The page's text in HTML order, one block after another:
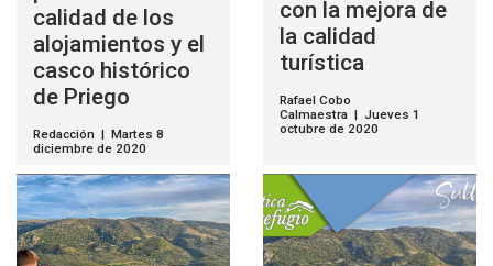
calidad de los
alojamientos y el
casco histórico
de Priego
Redacción | Martes 8
diciembre de 2020
con la mejora de
la calidad
turística
Rafael Cobo
Calmaestra | Jueves 1
octubre de 2020